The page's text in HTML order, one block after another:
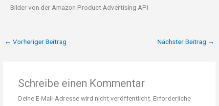
Bilder von der Amazon Product Advertising API
← Vorheriger Beitrag Nächster Beitrag →
Schreibe einen Kommentar
Deine E-Mail-Adresse wird nicht veröffentlicht. Erforderliche